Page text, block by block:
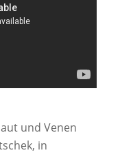
und Venen
in